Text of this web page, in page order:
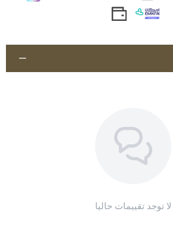
الأعلاف حسب توصية الطبيب البيطري أو
بعيدًا عن أشعة الشمس ومتناول الأطفال.
لا توجد تقييمات حاليا